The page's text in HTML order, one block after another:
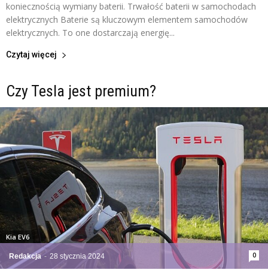
koniecznością wymiany baterii. Trwałość baterii w samochodach
elektrycznych Baterie są kluczowym elementem samochodów
elektrycznych. To one dostarczają energię...
Czytaj więcej
Czy Tesla jest premium?
Redakcja - 28 stycznia 2024 0
Kia EV6